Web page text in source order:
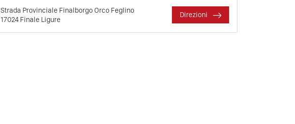
Strada Provinciale Finalborgo Orco Feglino
17024 Finale Ligure
Direzioni